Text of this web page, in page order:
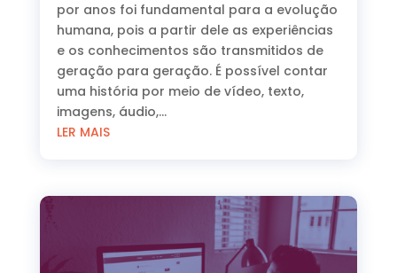
por anos foi fundamental para a evolução
humana, pois a partir dele as experiências
e os conhecimentos são transmitidos de
geração para geração. É possível contar
uma história por meio de vídeo, texto,
imagens, áudio,...
LER MAIS